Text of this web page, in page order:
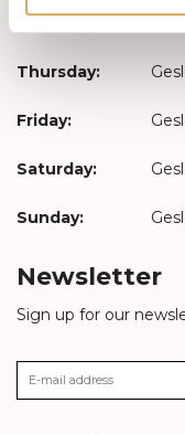
Wednesday:
Thursday:
Friday:
Saturday:
Sunday:
Newsletter
Sign up for our